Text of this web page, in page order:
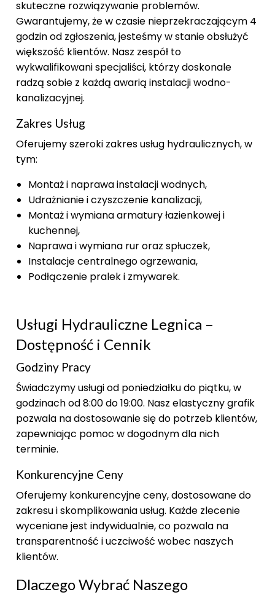
skuteczne rozwiązywanie problemów.
Gwarantujemy, że w czasie nieprzekraczającym 4
godzin od zgłoszenia, jesteśmy w stanie obsłużyć
większość klientów. Nasz zespół to
wykwalifikowani specjaliści, którzy doskonale
radzą sobie z każdą awarią instalacji wodno-
kanalizacyjnej.
Zakres Usług
Oferujemy szeroki zakres usług hydraulicznych, w
tym:
Montaż i naprawa instalacji wodnych,
Udrażnianie i czyszczenie kanalizacji,
Montaż i wymiana armatury łazienkowej i
kuchennej,
Naprawa i wymiana rur oraz spłuczek,
Instalacje centralnego ogrzewania,
Podłączenie pralek i zmywarek.
Usługi Hydrauliczne Legnica –
Dostępność i Cennik
Godziny Pracy
Świadczymy usługi od poniedziałku do piątku, w
godzinach od 8:00 do 19:00. Nasz elastyczny grafik
pozwala na dostosowanie się do potrzeb klientów,
zapewniając pomoc w dogodnym dla nich
terminie.
Konkurencyjne Ceny
Oferujemy konkurencyjne ceny, dostosowane do
zakresu i skomplikowania usług. Każde zlecenie
wyceniane jest indywidualnie, co pozwala na
transparentność i uczciwość wobec naszych
klientów.
Dlaczego Wybrać Naszego